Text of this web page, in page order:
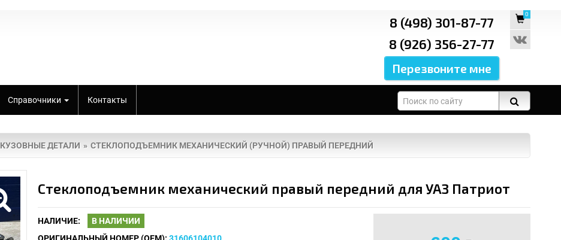
8 (498) 301-87-77
8 (926) 356-27-77
0
Справочники Контакты
КУЗОВНЫЕ ДЕТАЛИ СТЕКЛОПОДЪЕМНИК МЕХАНИЧЕСКИЙ (РУЧНОЙ) ПРАВЫЙ ПЕРЕДНИЙ
Стеклоподъемник механический правый передний для УАЗ Патриот
НАЛИЧИЕ:
В НАЛИЧИИ